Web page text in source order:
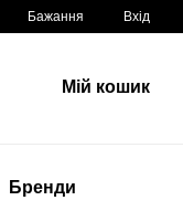
Бажання Вхід
Мій кошик
Бренди